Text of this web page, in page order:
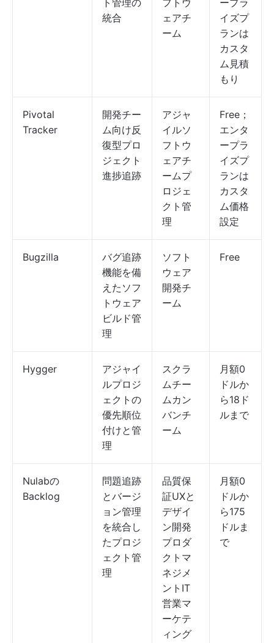
ト管理の
統合
フトウ
ェアチ
ーム
ープラ
イズプ
ランは
カスタ
ム見積
もり
Pivotal
Tracker
開発チー
ム向け反
復型プロ
ジェクト
進捗追跡
アジャ
イルソ
フトウ
ェアチ
ームプ
ロジェ
クト管
理
Free；
エンタ
ープラ
イズプ
ランは
カスタ
ム価格
設定
Bugzilla
バグ追跡
機能を備
えたソフ
トウェア
ビルド管
理
ソフト
ウェア
開発チ
ーム
Free
Hygger
アジャイ
ルプロジ
ェクトの
優先順位
付けと管
理
スクラ
ムチー
ムカン
バンチ
ーム
月額0
ドルか
ら18ド
ルまで
Nulabの
Backlog
問題追跡
とバージ
ョン管理
を統合し
たプロジ
ェクト管
理
品質保
証UXと
デザイ
ン開発
プロダ
クトマ
ネジメ
ントIT
営業マ
ーケテ
ィング
月額0
ドルか
ら175
ドルま
で